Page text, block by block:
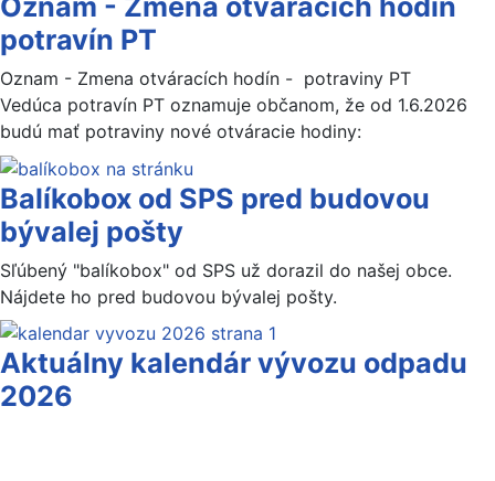
Oznam - Zmena otváracích hodín
potravín PT
Oznam - Zmena otváracích hodín - potraviny PT
Vedúca potravín PT oznamuje občanom, že od 1.6.2026
budú mať potraviny nové otváracie hodiny:
Balíkobox od SPS pred budovou
bývalej pošty
Sľúbený "balíkobox" od SPS už dorazil do našej obce.
Nájdete ho pred budovou bývalej pošty.
Aktuálny kalendár vývozu odpadu
2026